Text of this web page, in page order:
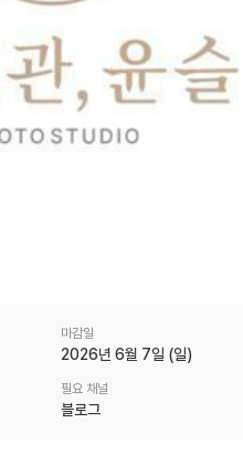
마감일
2026년 6월 7일 (일)
필요 채널
블로그